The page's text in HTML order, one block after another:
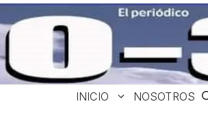
INICIO NOSOTROS